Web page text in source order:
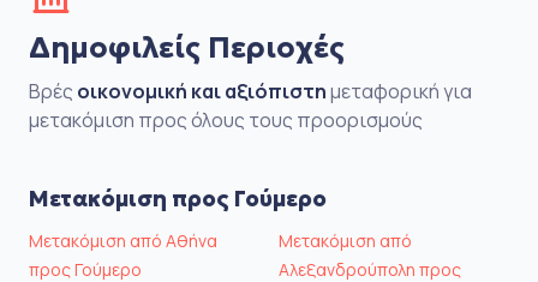
Δημοφιλείς Περιοχές
Βρές οικονομική και αξιόπιστημεταφορική για
μετακόμιση προς όλους τους προορισμούς
Μετακόμιση προς Γούμερο
Μετακόμιση από Αθήνα
προς Γούμερο
Μετακόμιση από
Αλεξανδρούπολη προς